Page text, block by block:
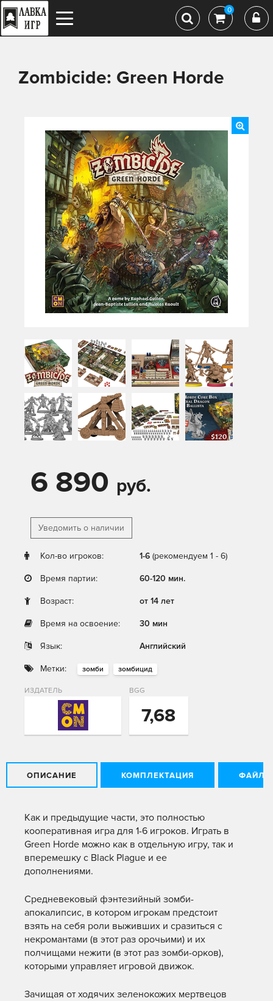
0
Zombicide: Green Horde
6 890 руб.
Уведомить о наличии
Кол-во игроков: 1-6 (рекомендуем 1 - 6)
Время партии: 60-120 мин.
Возраст: от 14 лет
Время на освоение: 30 мин
Язык: Английский
Метки: зомби зомбицид
ИЗДАТЕЛЬ BGG
7,68
ОПИСАНИЕ КОМПЛЕКТАЦИЯ ФАЙЛЫ
Как и предыдущие части, это полностью
кооперативная игра для 1-6 игроков. Играть в
Green Horde можно как в отдельную игру, так и
вперемешку с Black Plague и ее
дополнениями.
Средневековый фэнтезийный зомби-
апокалипсис, в котором игрокам предстоит
взять на себя роли выживших и сразиться с
некромантами (в этот раз орочьими) и их
полчищами нежити (в этот раз зомби-орков),
которыми управляет игровой движок.
Зачищая от ходячих зеленокожих мертвецов